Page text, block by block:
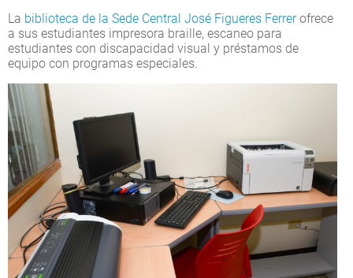
La biblioteca de la Sede Central José Figueres Ferrerofrece
a sus estudiantes impresora braille, escaneo para
estudiantes con discapacidad visual y préstamos de
equipo con programas especiales.